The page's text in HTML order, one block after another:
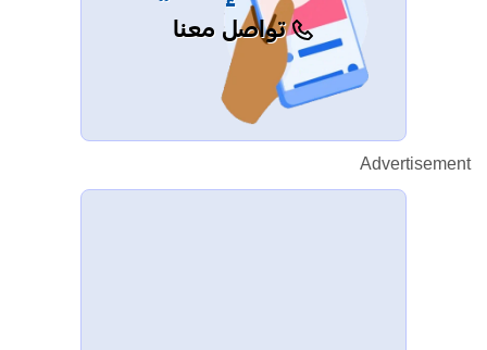
تواصل معنا
Advertisement